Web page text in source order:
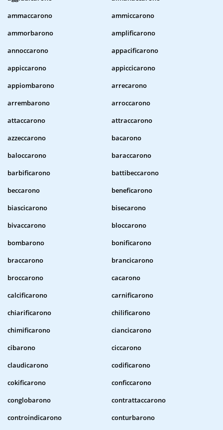
ammaccarono
ammiccarono
ammorbarono
amplificarono
annoccarono
appacificarono
appiccarono
appiccicarono
appiombarono
arrecarono
arrembarono
arroccarono
attaccarono
attraccarono
azzeccarono
bacarono
baloccarono
baraccarono
barbificarono
battibeccarono
beccarono
beneficarono
biascicarono
bisecarono
bivaccarono
bloccarono
bombarono
bonificarono
braccarono
brancicarono
broccarono
cacarono
calcificarono
carnificarono
chiarificarono
chilificarono
chimificarono
ciancicarono
cibarono
ciccarono
claudicarono
codificarono
cokificarono
conficcarono
conglobarono
contrattaccarono
controindicarono
conturbarono